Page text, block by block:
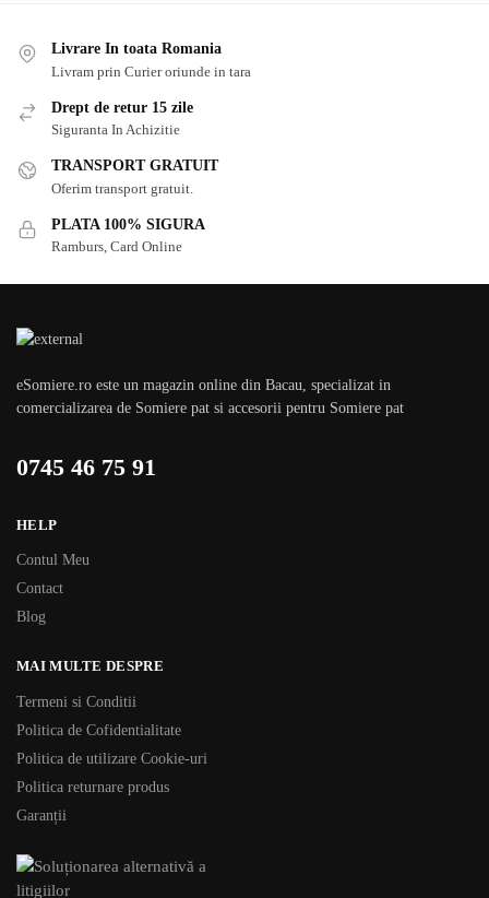
Livrare In toata Romania
Livram prin Curier oriunde in tara
Drept de retur 15 zile
Siguranta In Achizitie
TRANSPORT GRATUIT
Oferim transport gratuit.
PLATA 100% SIGURA
Ramburs, Card Online
eSomiere.ro este un magazin online din Bacau, specializat in
comercializarea de Somiere pat si accesorii pentru Somiere pat
0745 46 75 91
HELP
Contul Meu
Contact
Blog
MAI MULTE DESPRE
Termeni si Conditii
Politica de Cofidentialitate
Politica de utilizare Cookie-uri
Politica returnare produs
Garanții